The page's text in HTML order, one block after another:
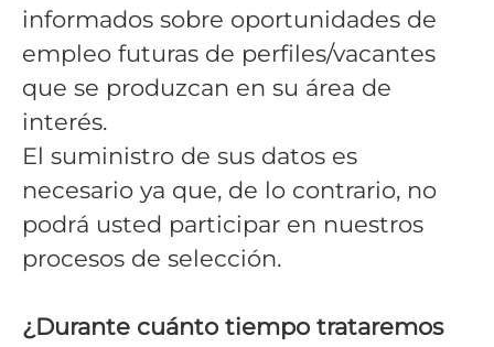
informados sobre oportunidades de
empleo futuras de perfiles/vacantes
que se produzcan en su área de
interés.
El suministro de sus datos es
necesario ya que, de lo contrario, no
podrá usted participar en nuestros
procesos de selección.
¿Durante cuánto tiempo trataremos